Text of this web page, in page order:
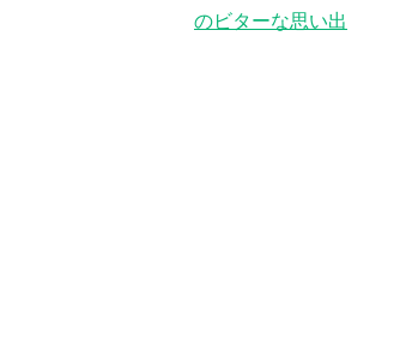
のビターな思い出